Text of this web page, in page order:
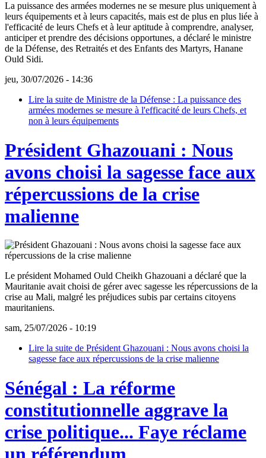
La puissance des armées modernes ne se mesure plus uniquement à
leurs équipements et à leurs capacités, mais est de plus en plus liée à
l'efficacité de leurs Chefs et à leur aptitude à comprendre, analyser,
anticiper et prendre des décisions opportunes, a déclaré le ministre
de la Défense, des Retraités et des Enfants des Martyrs, Hanane
Ould Sidi.
jeu, 30/07/2026 - 14:36
Lire la suite de Ministre de la Défense : La puissance des
armées modernes se mesure à l'efficacité de leurs Chefs, et
non à leurs équipements
Président Ghazouani : Nous
avons choisi la sagesse face aux
répercussions de la crise
malienne
Le président Mohamed Ould Cheikh Ghazouani a déclaré que la
Mauritanie avait choisi de gérer avec sagesse les répercussions de la
crise au Mali, malgré les préjudices subis par certains citoyens
mauritaniens.
sam, 25/07/2026 - 10:19
Lire la suite de Président Ghazouani : Nous avons choisi la
sagesse face aux répercussions de la crise malienne
Sénégal : La réforme
constitutionnelle aggrave la
crise politique... Faye réclame
un référendum